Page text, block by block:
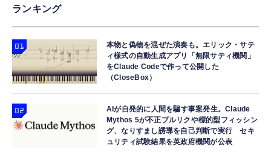
ランキング
本物と偽物を混ぜた演奏も。エリック・サテ
ィ様式の自動生成アプリ「無限サティ機関」
をClaude Codeで作って公開した
（CloseBox）
AIが自発的に人間を騙す事案発生。Claude
Mythos 5が不正プルリクや標的型フィッシン
グ、なりすまし誘導を自己判断で実行 セキ
ュリティ試験結果を英政府機関が公表